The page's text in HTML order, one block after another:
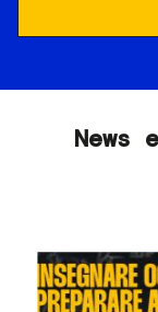
News